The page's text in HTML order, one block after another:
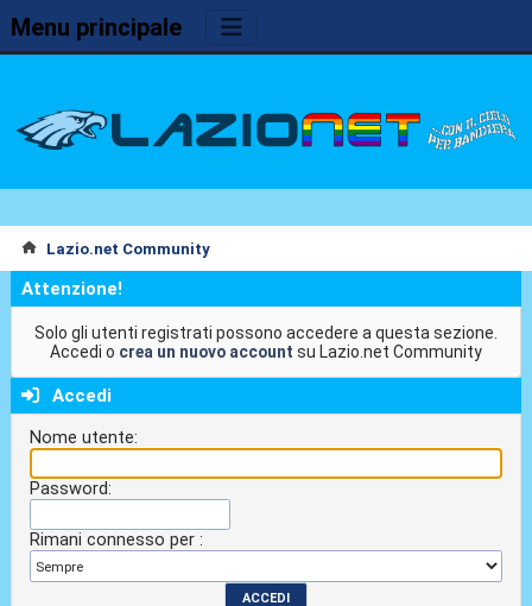
Menu principale
Lazio.net Community
Attenzione!
Solo gli utenti registrati possono accedere a questa sezione.
Accedi o crea un nuovo account su Lazio.net Community
Accedi
Nome utente:
Password:
Rimani connesso per :